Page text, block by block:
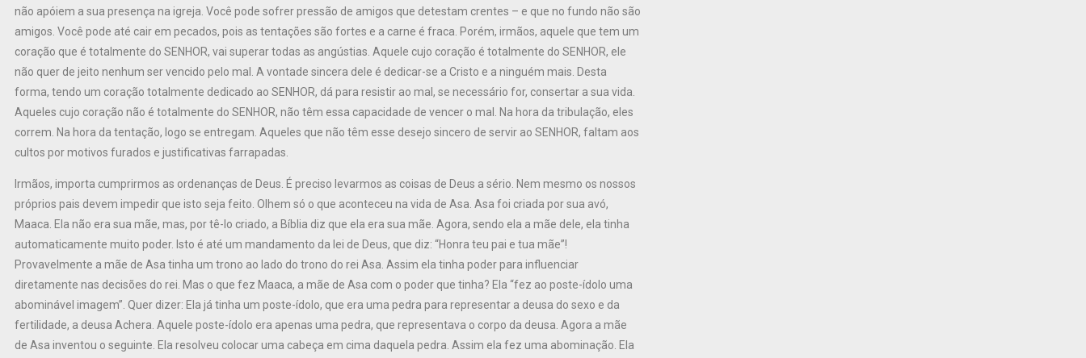
não apóiem a sua presença na igreja. Você pode sofrer pressão de amigos que detestam crentes – e que no fundo não são
amigos. Você pode até cair em pecados, pois as tentações são fortes e a carne é fraca. Porém, irmãos, aquele que tem um
coração que é totalmente do SENHOR, vai superar todas as angústias. Aquele cujo coração é totalmente do SENHOR, ele
não quer de jeito nenhum ser vencido pelo mal. A vontade sincera dele é dedicar-se a Cristo e a ninguém mais. Desta
forma, tendo um coração totalmente dedicado ao SENHOR, dá para resistir ao mal, se necessário for, consertar a sua vida.
Aqueles cujo coração não é totalmente do SENHOR, não têm essa capacidade de vencer o mal. Na hora da tribulação, eles
correm. Na hora da tentação, logo se entregam. Aqueles que não têm esse desejo sincero de servir ao SENHOR, faltam aos
cultos por motivos furados e justificativas farrapadas.
Irmãos, importa cumprirmos as ordenanças de Deus. É preciso levarmos as coisas de Deus a sério. Nem mesmo os nossos
próprios pais devem impedir que isto seja feito. Olhem só o que aconteceu na vida de Asa. Asa foi criada por sua avó,
Maaca. Ela não era sua mãe, mas, por tê-lo criado, a Bíblia diz que ela era sua mãe. Agora, sendo ela a mãe dele, ela tinha
automaticamente muito poder. Isto é até um mandamento da lei de Deus, que diz: “Honra teu pai e tua mãe”!
Provavelmente a mãe de Asa tinha um trono ao lado do trono do rei Asa. Assim ela tinha poder para influenciar
diretamente nas decisões do rei. Mas o que fez Maaca, a mãe de Asa com o poder que tinha? Ela “fez ao poste-ídolo uma
abominável imagem”. Quer dizer: Ela já tinha um poste-ídolo, que era uma pedra para representar a deusa do sexo e da
fertilidade, a deusa Achera. Aquele poste-ídolo era apenas uma pedra, que representava o corpo da deusa. Agora a mãe
de Asa inventou o seguinte. Ela resolveu colocar uma cabeça em cima daquela pedra. Assim ela fez uma abominação. Ela